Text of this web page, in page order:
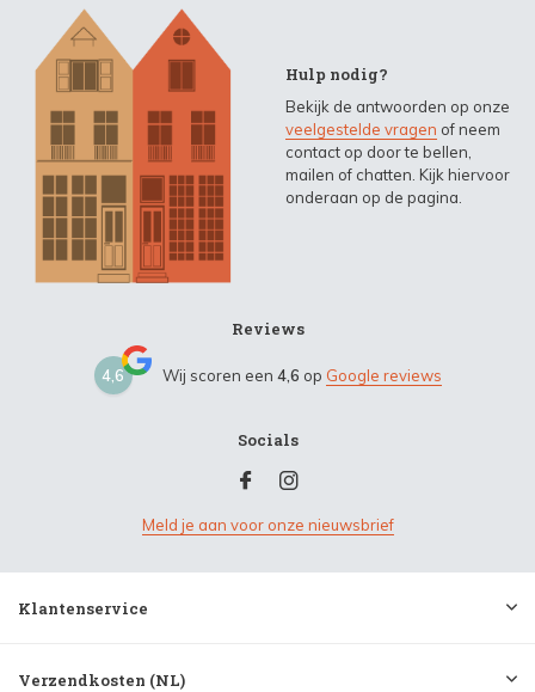
Hulp nodig?
Bekijk de antwoorden op onze
veelgestelde vragen of neem
contact op door te bellen,
mailen of chatten. Kijk hiervoor
onderaan op de pagina.
Reviews
4,6 Wij scoren een 4,6 op Google reviews
Socials
Meld je aan voor onze nieuwsbrief
Klantenservice
Verzendkosten (NL)